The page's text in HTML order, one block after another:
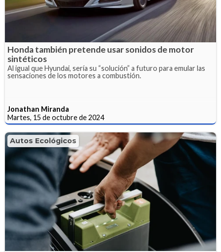
Honda también pretende usar sonidos de motor
sintéticos
Al igual que Hyundai, sería su “solución” a futuro para emular las
sensaciones de los motores a combustión.
Jonathan Miranda
Martes, 15 de octubre de 2024
Autos Ecológicos